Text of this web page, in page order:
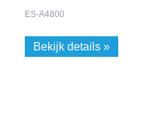
ES-A4800
Bekijk details »